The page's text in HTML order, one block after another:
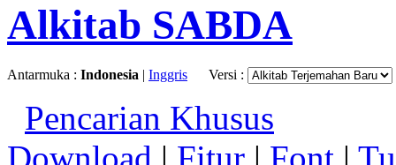
Alkitab SABDA
Antarmuka : Indonesia | Inggris Versi :
Pencarian Khusus